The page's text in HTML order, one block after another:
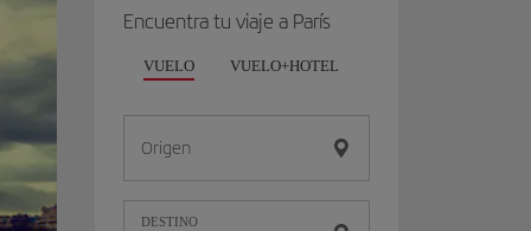
Encuentra tu viaje a París
VUELO VUELO+HOTEL
Origen
DESTINO